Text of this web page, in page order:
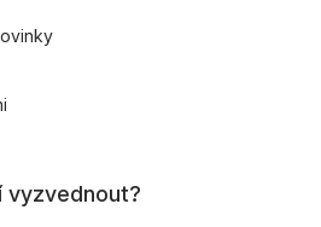
vyzvednout?